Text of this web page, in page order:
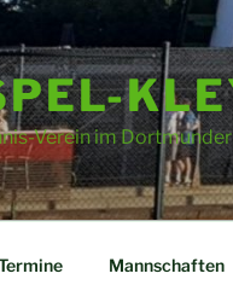
Verein im
Mannschaften